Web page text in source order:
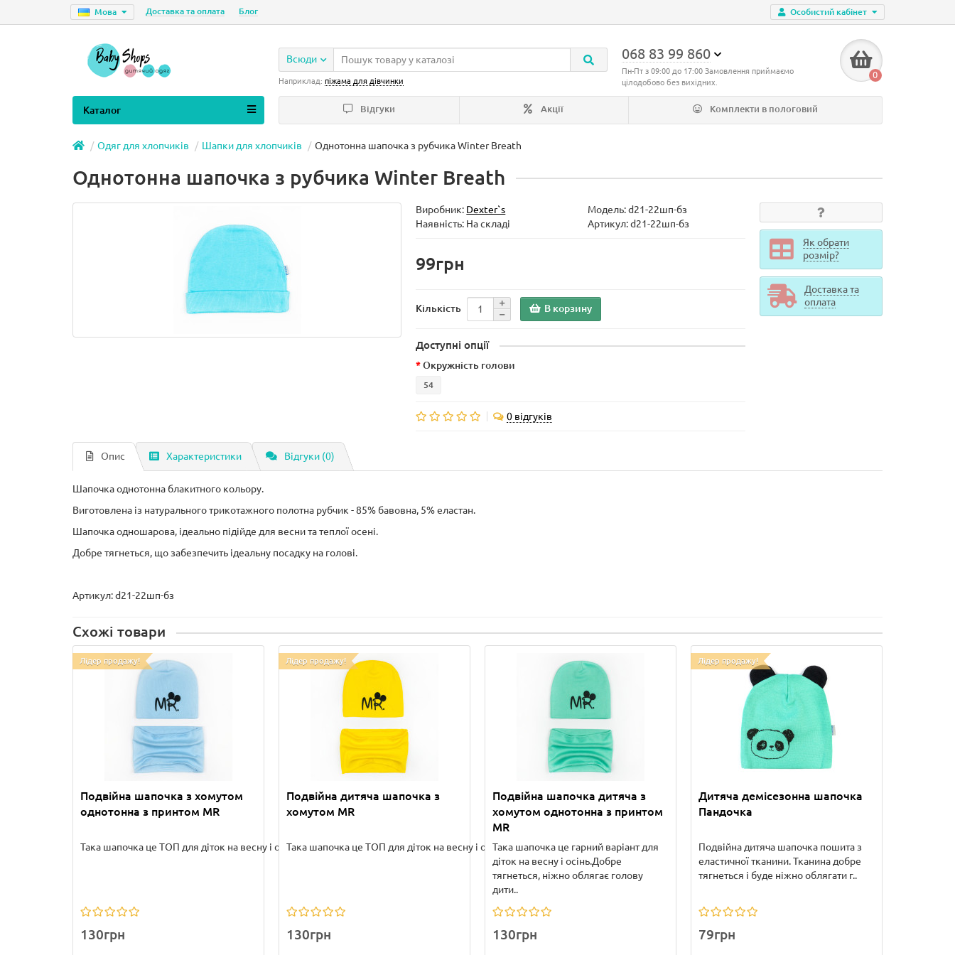
Особистий кабінет
Мова Доставка та оплата Блог
068 83 99 860
Пн-Пт з 09:00 до 17:00 Замовлення приймаємо
цілодобово без вихідних.
0
Всюди
Наприклад: піжама для дівчинки
Відгуки Акції Комплекти в пологовий
Каталог
Одяг для хлопчиків Шапки для хлопчиків Однотонна шапочка з рубчика Winter Breath
Однотонна шапочка з рубчика Winter Breath
Виробник: Dexter`s Модель:d21-22шп-бз
Наявність: На складі
Артикул: d21-22шп-бз
99грн
Кількість В корзину
Доступні опції
Окружність голови
54
0 відгуків
Як обрати
розмір?
Доставка та
оплата
Опис Характеристики Відгуки (0)
Шапочка однотонна блакитного кольору.
Виготовлена ​​із натурального трикотажного полотна рубчик - 85% бавовна, 5% еластан.
Шапочка одношарова, ідеально підійде для весни та теплої осені.
Добре тягнеться, що забезпечить ідеальну посадку на голові.
Артикул: d21-22шп-бз
Схожі товари
Лідер продажу!
Подвійна шапочка з хомутом
однотонна з принтом MR
Така шапочка це ТОП для діток на весну і осінь. Во..
130грн
Лідер продажу!
Подвійна дитяча шапочка з
хомутом MR
Така шапочка це ТОП для діток на весну і осінь. Во..
130грн
Подвійна шапочка дитяча з
хомутом однотонна з принтом
MR
Така шапочка це гарний варіант для
діток на весну і осінь.Добре
тягнеться, ніжно облягає голову
дити..
130грн
Лідер продажу!
Дитяча демісезонна шапочка
Пандочка
Подвійна дитяча шапочка пошита з
еластичної тканини. Тканина добре
тягнеться і буде ніжно облягати г..
79грн